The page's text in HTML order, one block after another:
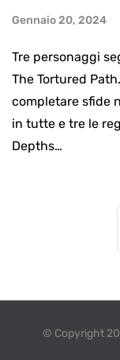
Gennaio 20, 2024
Tre personaggi
The Tortured
completare sfide
in tutte e tre le
Depths…
© Copyright